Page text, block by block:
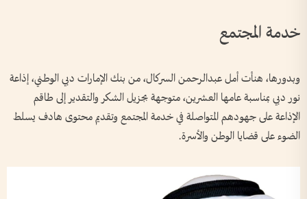
خدمة المجتمع
وبدورها، هنأت أمل عبدالرحمن السركال، من بنك الإمارات دبي الوطني، إذاعة
نور دبي بمناسبة عامها العشرين، متوجهة بجزيل الشكر والتقدير إلى طاقم
الإذاعة على جهودهم المتواصلة في خدمة المجتمع وتقديم محتوى هادف يسلط
الضوء على قضايا الوطن والأسرة.